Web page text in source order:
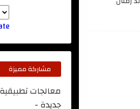
مشاركة مميزة
معالجات
جديدة -